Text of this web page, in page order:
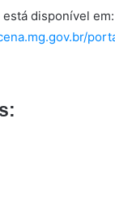
disponível em: